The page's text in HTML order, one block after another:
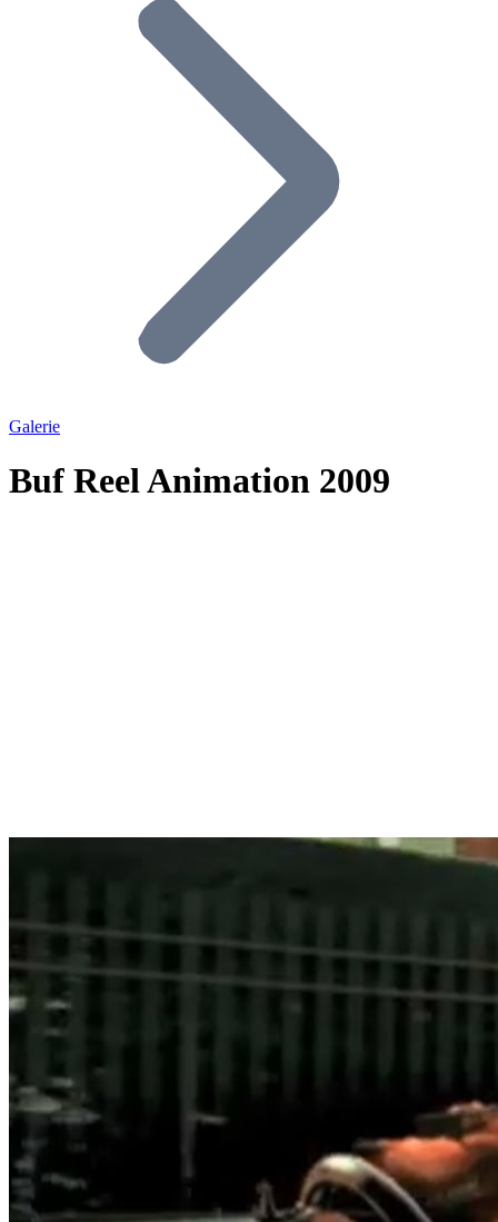
Galerie
Buf Reel Animation 2009